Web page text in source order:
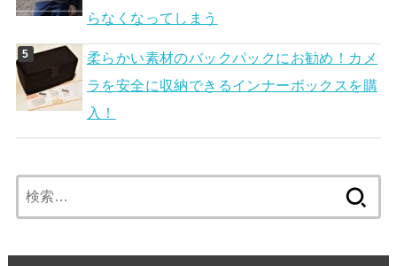
らなくなってしまう
柔らかい素材のバックパックにお勧め！カメ
ラを安全に収納できるインナーボックスを購
入！
索: